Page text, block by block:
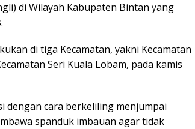
di Wilayah Kabupaten Bintan yang
di tiga Kecamatan, yakni Kecamatan
Seri Kuala Lobam, pada kamis
dengan cara berkeliling menjumpai
spanduk imbauan agar tidak